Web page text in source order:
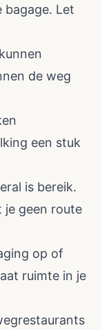
bagage. Let
de weg
een stuk
is bereik.
geen route
op of
ruimte in je